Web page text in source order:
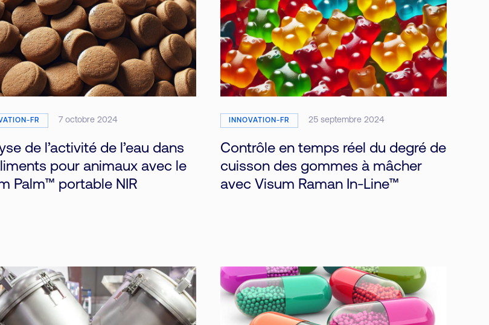
FR 7 octobre 2024
de l’activité de l’eau dans
pour animaux avec le
Palm™ portable NIR
INNOVATION-FR 25 septembre 2024
Contrôle en temps réel du degré de
cuisson des gommes à mâcher
avec Visum Raman In-Line™